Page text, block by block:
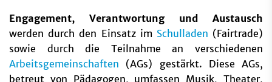
Engagement, Verantwortung und Austausch
werden durch den Einsatz im Schulladen (Fairtrade)
sowie durch die Teilnahme an verschiedenen
Arbeitsgemeinschaften (AGs) gestärkt. Diese AGs,
betreut von Pädagogen, umfassen Musik, Theater,